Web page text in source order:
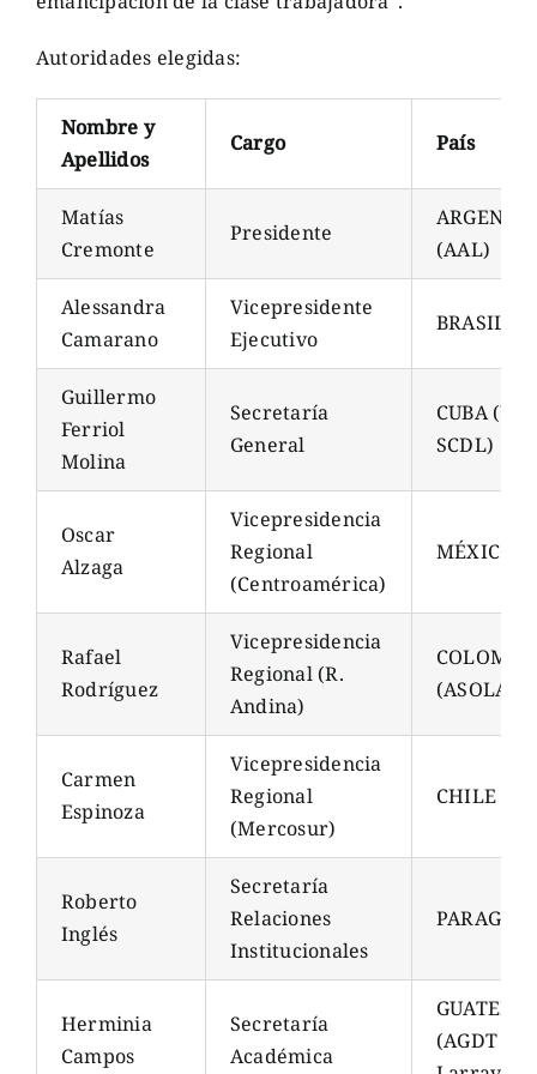
Autoridades elegidas:
Nombre y
Apellidos
Cargo País
Matías
Cremonte
Presidente
(AAL)
Alessandra
Camarano
Vicepresidente
Ejecutivo
BRASIL
Guillermo
Ferriol
Molina
Secretaría
General
CUBA
SCDL)
Oscar
Alzaga
Vicepresidencia
Regional
(Centroamérica)
MÉXICO
Rafael
Rodríguez
Vicepresidencia
Regional (R.
Andina)
Carmen
Espinoza
Vicepresidencia
Regional
(Mercosur)
CHILE
Roberto
Inglés
Secretaría
Relaciones
Institucionales
Herminia
Campos
Secretaría
Académica
(AGDT “M.